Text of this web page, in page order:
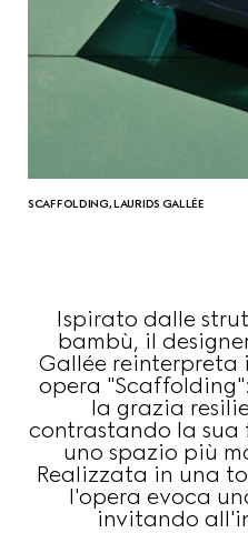
SCAFFOLDING, LAURIDS GALLÉE
Ispirato dalle
bambù, il
Gallée reinterpreta
opera
la grazia
contrastando la sua
uno spazio più
Realizzata in una
l'opera evoca
invitando